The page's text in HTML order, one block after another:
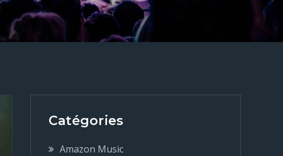
Catégories
Amazon Music